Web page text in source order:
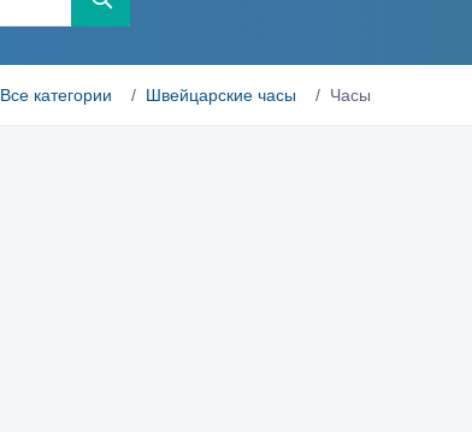
Все категории Швейцарские часы Часы